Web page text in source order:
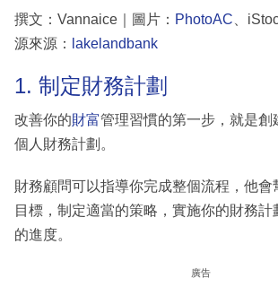
撰文：Vannaice｜圖片： PhotoAC 、
源來源：
lakelandbank
1. 制定財務計劃
改善你的財富管理習慣的第一步，就是創
個人財務計劃。
財務顧問可以指導你完成整個流程，他會
目標，制定適當的策略，實施你的財務
的進度。
廣告